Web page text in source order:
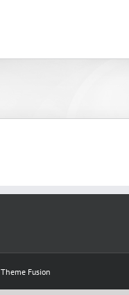
Theme Fusion